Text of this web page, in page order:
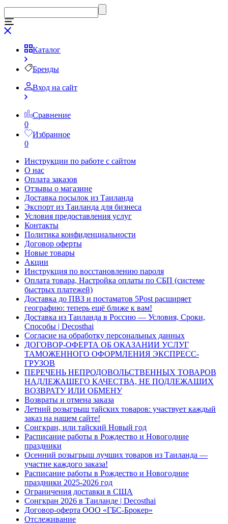
Каталог
Бренды
Вход на сайт
Сравнение
0
Избранное
0
Инструкции по работе с сайтом
О нас
Оплата заказов
Отзывы о магазине
Доставка посылок из Таиланда
Экспорт из Таиланда для бизнеса
Условия предоставления услуг
Контакты
Политика конфиденциальности
Договор оферты
Новые товары
Акции
Инструкция по восстановлению пароля
Оплата товара, Настройка оплаты по СБП (системе
быстрых платежей)
Доставка до ПВЗ и постаматов 5Post расширяет
географию: теперь ещё ближе к вам!
Доставка из Таиланда в Россию — Условия, Сроки,
Способы | Decosthai
Согласие на обработку персональных данных
ДОГОВОР-ОФЕРТА ОБ ОКАЗАНИИ УСЛУГ
ТАМОЖЕННОГО ОФОРМЛЕНИЯ ЭКСПРЕСС-
ГРУЗОВ
ПЕРЕЧЕНЬ НЕПРОДОВОЛЬСТВЕННЫХ ТОВАРОВ
НАДЛЕЖАЩЕГО КАЧЕСТВА, НЕ ПОДЛЕЖАЩИХ
ВОЗВРАТУ ИЛИ ОБМЕНУ
Возвраты и отмена заказа
Летний розыгрыш тайских товаров: участвует каждый
заказ на нашем сайте!
Сонгкран, или тайский Новый год
Расписание работы в Рождество и Новогодние
праздники
Осенний розыгрыш лучших товаров из Таиланда —
участие каждого заказа!
Расписание работы в Рождество и Новогодние
праздники 2025-2026 год
Ограничения доставки в США
Сонгкран 2026 в Таиланде | Decosthai
Договор-оферта ООО «ГБС-Брокер»
Отслеживание